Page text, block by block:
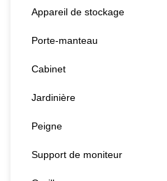
Appareil de stockage
Porte-manteau
Cabinet
Jardinière
Peigne
Support de moniteur